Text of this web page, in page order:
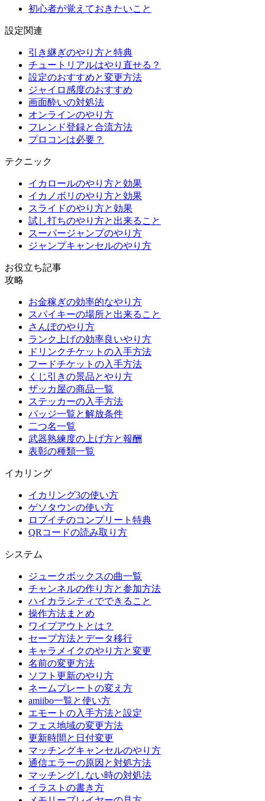
初心者が覚えておきたいこと
設定関連
引き継ぎのやり方と特典
チュートリアルはやり直せる？
設定のおすすめと変更方法
ジャイロ感度のおすすめ
画面酔いの対処法
オンラインのやり方
フレンド登録と合流方法
プロコンは必要？
テクニック
イカロールのやり方と効果
イカノボリのやり方と効果
スライドのやり方と効果
試し打ちのやり方と出来ること
スーパージャンプのやり方
ジャンプキャンセルのやり方
お役立ち記事
攻略
お金稼ぎの効率的なやり方
スパイキーの場所と出来ること
さんぽのやり方
ランク上げの効率良いやり方
ドリンクチケットの入手方法
フードチケットの入手方法
くじ引きの景品とやり方
ザッカ屋の商品一覧
ステッカーの入手方法
バッジ一覧と解放条件
二つ名一覧
武器熟練度の上げ方と報酬
表彰の種類一覧
イカリング
イカリング3の使い方
ゲソタウンの使い方
ロブイチのコンプリート特典
QRコードの読み取り方
システム
ジュークボックスの曲一覧
チャンネルの作り方と参加方法
ハイカラシティでできること
操作方法まとめ
ワイプアウトとは？
セーブ方法とデータ移行
キャラメイクのやり方と変更
名前の変更方法
ソフト更新のやり方
ネームプレートの変え方
amiibo一覧と使い方
エモートの入手方法と設定
フェス地域の変更方法
更新時間と日付変更
マッチングキャンセルのやり方
通信エラーの原因と対処方法
マッチングしない時の対処法
イラストの書き方